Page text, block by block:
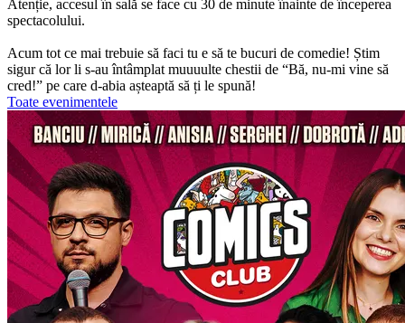
Atenție, accesul în sală se face cu 30 de minute înainte de începerea
spectacolului.
Acum tot ce mai trebuie să faci tu e să te bucuri de comedie! Știm
sigur că lor li s-au întâmplat muuuulte chestii de “Bă, nu-mi vine să
cred!” pe care d-abia așteaptă să ți le spună!
Toate evenimentele